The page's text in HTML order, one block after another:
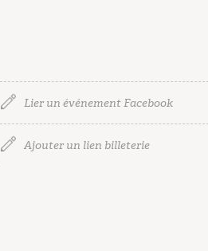
Lier un événement Facebook
Ajouter un lien billeterie